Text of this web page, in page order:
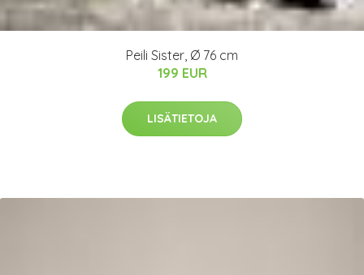
Peili Sister, Ø 76 cm
199 EUR
LISÄTIETOJA